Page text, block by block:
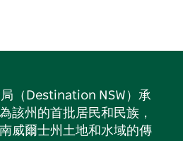
（Destination NSW）承
該州的首批居民和民族，
威爾士州土地和水域的傳